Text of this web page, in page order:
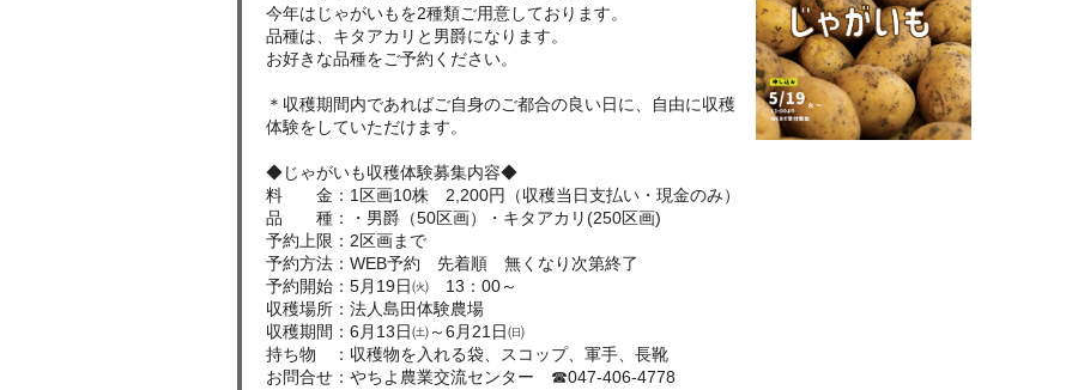
今年はじゃがいもを2種類ご用意しております。
品種は、キタアカリと男爵になります。
お好きな品種をご予約ください。
＊収穫期間内であればご自身のご都合の良い日に、自由に収穫
体験をしていただけます。
◆じゃがいも収穫体験募集内容◆
料 金：1区画10株 2,200円（収穫当日支払い・現金のみ）
品 種：・男爵（50区画）・キタアカリ(250区画)
予約上限：2区画まで
予約方法：WEB予約 先着順 無くなり次第終了
予約開始：5月19日㈫ 13：00～
収穫場所：法人島田体験農場
収穫期間：6月13日㈯～6月21日㈰
持ち物 ：収穫物を入れる袋、スコップ、軍手、長靴
お問合せ：やちよ農業交流センター ☎047-406-4778